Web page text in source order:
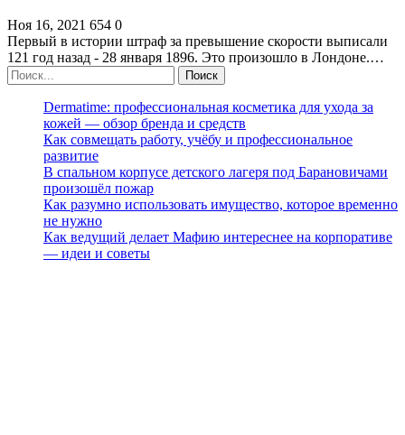
Ноя 16, 2021 654 0
Первый в истории штраф за превышение скорости выписали
121 год назад - 28 января 1896. Это произошло в Лондоне.…
Dermatime: профессиональная косметика для ухода за
кожей — обзор бренда и средств
Как совмещать работу, учёбу и профессиональное
развитие
В спальном корпусе детского лагеря под Барановичами
произошёл пожар
Как разумно использовать имущество, которое временно
не нужно
Как ведущий делает Мафию интереснее на корпоративе
— идеи и советы